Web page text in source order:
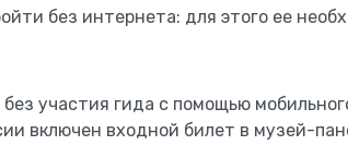
без интернета: для этого ее
участия гида с помощью
включен входной билет в музей-